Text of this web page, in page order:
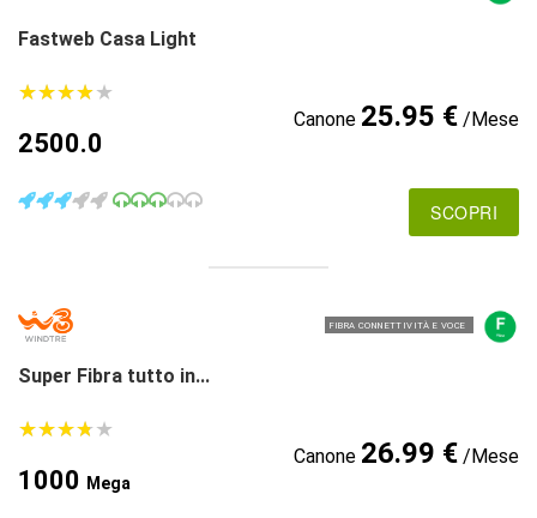
Fastweb Casa Light
★★★★★
★★★★★
2500.0
Canone 25.95 €/Mese
SCOPRI
FIBRA CONNETTIVITÀ E VOCE
Super Fibra tutto in...
★★★★★
★★★★★
1000 Mega
Canone 26.99 €/Mese